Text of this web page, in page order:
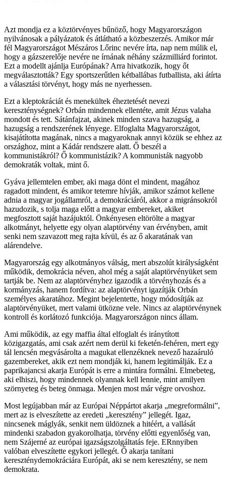
Azt mondja ez a köztörvényes bűnöző, hogy Magyarországon
nyilvánosak a pályázatok és átlátható a közbeszerzés. Amikor már
fél Magyarországot Mészáros Lőrinc nevére írta, nap nem múlik el,
hogy a gázszerelője nevére ne írnának néhány százmilliárd forintot.
Ezt a modellt ajánlja Európának? Arra hivatkozik, hogy őt
megválasztották? Egy sportszerűtlen kétballábas futballista, aki átírta
a választási törvényt, hogy más ne nyerhessen.
Ezt a kleptokráciát és menekültek éheztetését nevezi
kereszténységnek? Orbán mindennek ellentéte, amit Jézus valaha
mondott és tett. Sátánfajzat, akinek minden szava hazugság, a
hazugság a rendszerének lényege. Elfoglalta Magyarországot,
kisajátította magának, nincs a magyaroknak annyi közük se ehhez az
országhoz, mint a Kádár rendszere alatt. Ő beszél a
kommunistákról? Ő kommunistázik? A kommunisták nagyobb
demokraták voltak, mint ő.
Gyáva jellemtelen ember, aki maga dönt el mindent, magához
ragadott mindent, és amikor tetemre hívják, amikor számot kellene
adnia a magyar jogállamról, a demokráciáról, akkor a migránsokról
hazudozik, s tolja maga előtt a magyar embereket, akiket
megfosztott saját hazájuktól. Önkényesen eltörölte a magyar
alkotmányt, helyette egy olyan alaptörvény van érvényben, amit
senki nem szavazott meg rajta kívül, és az ő akaratának van
alárendelve.
Magyarország egy alkotmányos válság, mert abszolút királyságként
működik, demokrácia néven, ahol még a saját alaptörvényüket sem
tartják be. Nem az alaptörvényhez igazodik a törvényhozás és a
kormányzás, hanem fordítva: az alaptörvényt igazítják Orbán
személyes akaratához. Megint bejelentette, hogy módosítják az
alaptörvényüket, mert valami ütközne vele. Nincs az alaptörvénynek
kontroll és korlátozó funkciója. Magyarországon nincs állam.
Ami működik, az egy maffia által elfoglalt és iránytított
közigazgatás, ami csak azért nem derül ki feketén-fehéren, mert egy
tál lencsén megvásárolta a magukat ellenzéknek nevező hazaáruló
gazembereket, akik ezt nem mondják ki, hanem legitimálják. Ez a
paprikajancsi akarja Európát is erre a mintára formálni. Elmebeteg,
aki elhiszi, hogy mindennek olyannak kell lennie, mint amilyen
szörnyeteg és beteg önmaga. Menjen most már végre orvoshoz.
Most legújabban már az Európai Néppártot akarja „megreformálni”,
mert az is elveszítette az eredeti „keresztény” jellegét. Igaz,
nincsenek máglyák, senkit nem üldöznek a hitéért, a vallását
mindenki szabadon gyakorolhatja, törvény előtti egyenlőség van,
nem Szájerné az európai igazságszolgáltatás feje. ERnnyiben
valóban elveszítette egykori jellegét. Ő akarja tanítani
kereszténydemokráciára Európát, aki se nem keresztény, se nem
demokrata.